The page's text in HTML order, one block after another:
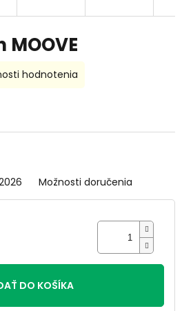
Možnosti doručenia
DO KOŠÍKA
hodnotenia